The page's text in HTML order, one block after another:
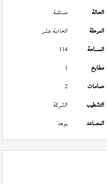
الحالة
مستلمة
المرحلة
الحادية عشر
المساحة
114
مطابخ
1
حمامات
2
التشطيب
الشركة
المصاعد يوجد